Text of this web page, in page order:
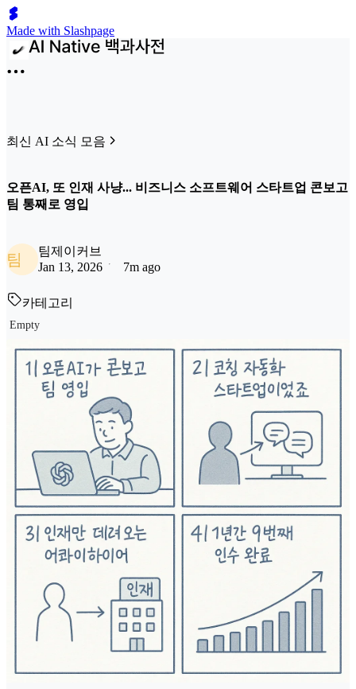
Made with Slashpage
최신 AI 소식 모음
오픈AI, 또 인재 사냥... 비즈니스 소프트웨어 스타트업 콘보고
팀 통째로 영입
팀
팀제이커브
Jan 13, 2026
7m ago
카테고리
Empty